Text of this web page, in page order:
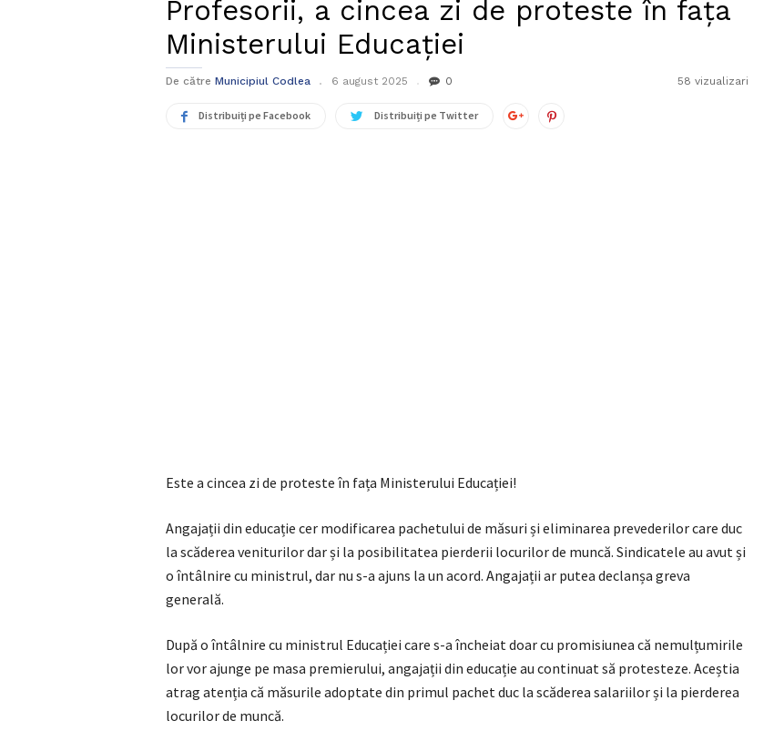
Profesorii, a cincea zi de proteste în fața
Ministerului Educației
De către Municipiul Codlea 6 august 2025 0 58 vizualizari
Distribuiți pe Facebook Distribuiți pe Twitter
Este a cincea zi de proteste în fața Ministerului Educației!
Angajații din educație cer modificarea pachetului de măsuri și eliminarea prevederilor care duc
la scăderea veniturilor dar și la posibilitatea pierderii locurilor de muncă. Sindicatele au avut și
o întâlnire cu ministrul, dar nu s-a ajuns la un acord. Angajații ar putea declanșa greva
generală.
După o întâlnire cu ministrul Educației care s-a încheiat doar cu promisiunea că nemulțumirile
lor vor ajunge pe masa premierului, angajații din educație au continuat să protesteze. Aceștia
atrag atenția că măsurile adoptate din primul pachet duc la scăderea salariilor și la pierderea
locurilor de muncă.